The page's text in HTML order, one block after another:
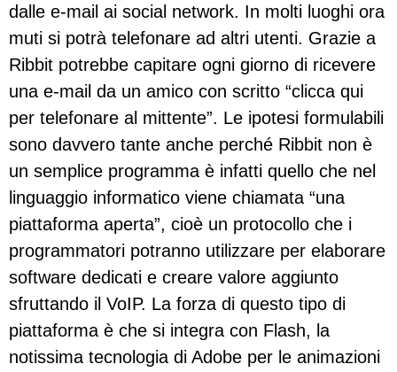
dalle e-mail ai social network. In molti luoghi ora
muti si potrà telefonare ad altri utenti. Grazie a
Ribbit potrebbe capitare ogni giorno di ricevere
una e-mail da un amico con scritto “clicca qui
per telefonare al mittente”. Le ipotesi formulabili
sono davvero tante anche perché Ribbit non è
un semplice programma è infatti quello che nel
linguaggio informatico viene chiamata “una
piattaforma aperta”, cioè un protocollo che i
programmatori potranno utilizzare per elaborare
software dedicati e creare valore aggiunto
sfruttando il VoIP. La forza di questo tipo di
piattaforma è che si integra con Flash, la
notissima tecnologia di Adobe per le animazioni